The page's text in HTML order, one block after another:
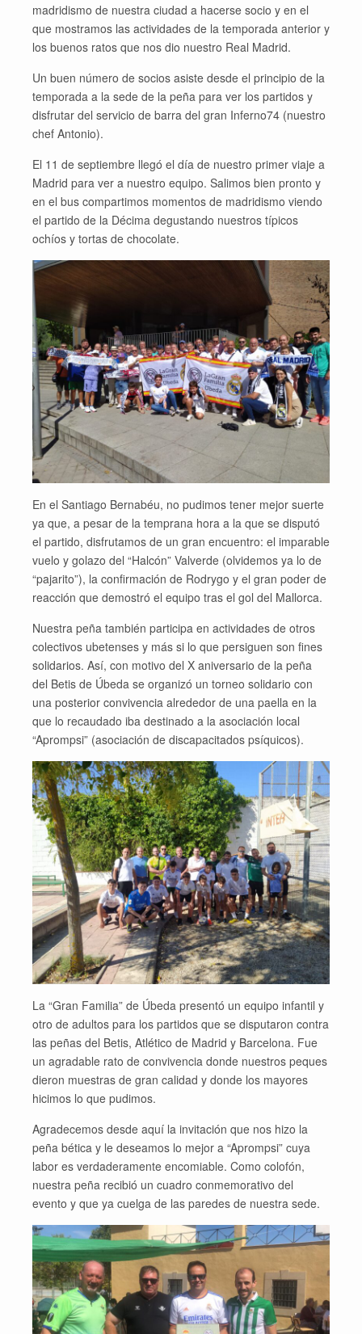
madridismo de nuestra ciudad a hacerse socio y en el
que mostramos las actividades de la temporada anterior y
los buenos ratos que nos dio nuestro Real Madrid.
Un buen número de socios asiste desde el principio de la
temporada a la sede de la peña para ver los partidos y
disfrutar del servicio de barra del gran Inferno74 (nuestro
chef Antonio).
El 11 de septiembre llegó el día de nuestro primer viaje a
Madrid para ver a nuestro equipo. Salimos bien pronto y
en el bus compartimos momentos de madridismo viendo
el partido de la Décima degustando nuestros típicos
ochíos y tortas de chocolate.
En el Santiago Bernabéu, no pudimos tener mejor suerte
ya que, a pesar de la temprana hora a la que se disputó
el partido, disfrutamos de un gran encuentro: el imparable
vuelo y golazo del “Halcón” Valverde (olvidemos ya lo de
“pajarito”), la confirmación de Rodrygo y el gran poder de
reacción que demostró el equipo tras el gol del Mallorca.
Nuestra peña también participa en actividades de otros
colectivos ubetenses y más si lo que persiguen son fines
solidarios. Así, con motivo del X aniversario de la peña
del Betis de Úbeda se organizó un torneo solidario con
una posterior convivencia alrededor de una paella en la
que lo recaudado iba destinado a la asociación local
“Aprompsi” (asociación de discapacitados psíquicos).
La “Gran Familia” de Úbeda presentó un equipo infantil y
otro de adultos para los partidos que se disputaron contra
las peñas del Betis, Atlético de Madrid y Barcelona. Fue
un agradable rato de convivencia donde nuestros peques
dieron muestras de gran calidad y donde los mayores
hicimos lo que pudimos.
Agradecemos desde aquí la invitación que nos hizo la
peña bética y le deseamos lo mejor a “Aprompsi” cuya
labor es verdaderamente encomiable. Como colofón,
nuestra peña recibió un cuadro conmemorativo del
evento y que ya cuelga de las paredes de nuestra sede.